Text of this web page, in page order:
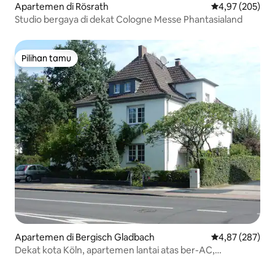
Apartemen di Rösrath Nilai rata-rata
4,97 (205)
Studio bergaya di dekat Cologne Messe Phantasialand
Pilihan tamu
Pilihan tamu
Apartemen di Bergisch Gladbach Nilai rata-rata
4,87 (287)
Dekat kota Köln, apartemen lantai atas ber-AC,